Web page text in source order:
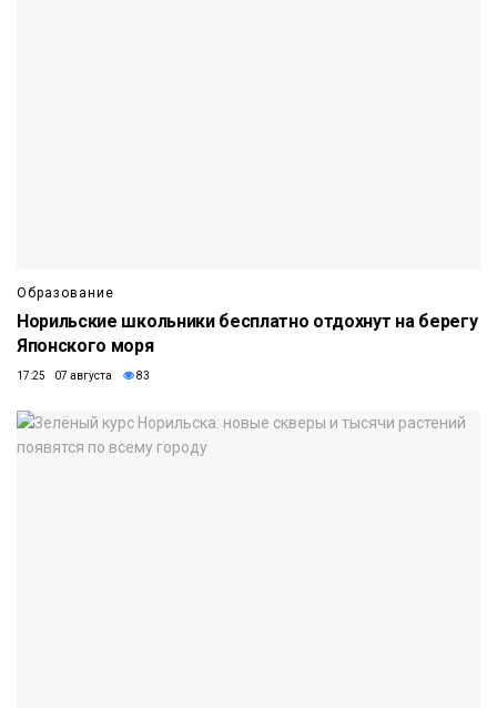
Образование
Норильские школьники бесплатно отдохнут на берегу
Японского моря
17:25 07 августа 83